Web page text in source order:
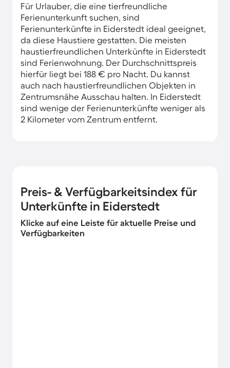
Für Urlauber, die eine tierfreundliche
Ferienunterkunft suchen, sind
Ferienunterkünfte in Eiderstedt ideal geeignet,
da diese Haustiere gestatten. Die meisten
haustierfreundlichen Unterkünfte in Eiderstedt
sind Ferienwohnung. Der Durchschnittspreis
hierfür liegt bei 188 € pro Nacht. Du kannst
auch nach haustierfreundlichen Objekten in
Zentrumsnähe Ausschau halten. In Eiderstedt
sind wenige der Ferienunterkünfte weniger als
2 Kilometer vom Zentrum entfernt.
Preis- & Verfügbarkeitsindex für
Unterkünfte in Eiderstedt
Klicke auf eine Leiste für aktuelle Preise und
Verfügbarkeiten